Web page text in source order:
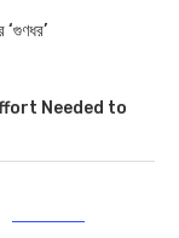
‘গুণধর’
Needed to